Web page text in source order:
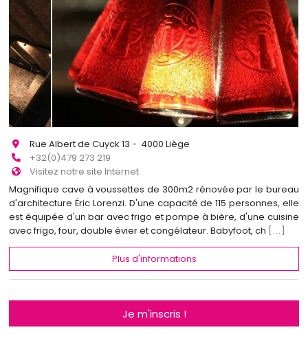
Rue Albert de Cuyck 13 - 4000 Liège
+32(0)479 273 219
Visitez notre site Internet
Magnifique cave à voussettes de 300m2 rénovée par le bureau
d'architecture Éric Lorenzi. D'une capacité de 115 personnes, elle
est équipée d'un bar avec frigo et pompe à bière, d'une cuisine
avec frigo, four, double évier et congélateur. Babyfoot, ch
[...]
Plus d'informations
Je m'inscris !